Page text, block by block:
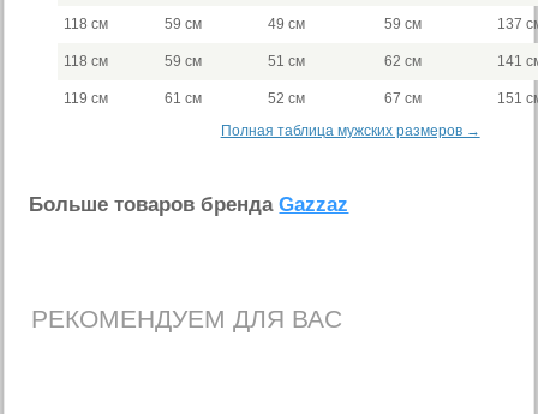
118 см 59 см 49 см 59 см 137
118 см 59 см 51 см 62 см 141
119 см 61 см 52 см 67 см
151
Полная таблица мужских размеров →
Больше товаров брендаGazzaz
РЕКОМЕНДУЕМ ДЛЯ ВАС